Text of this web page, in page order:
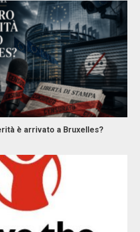
è arrivato a Bruxelles?